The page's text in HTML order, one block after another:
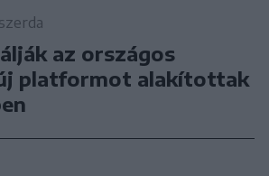
az országos
platformot alakítottak